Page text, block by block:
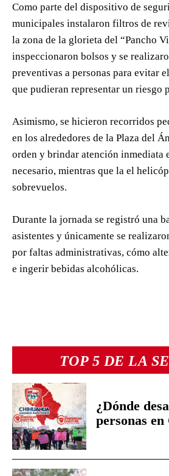
TOP 5 DE LA
¿Dónde
personas
Como parte del dispositivo de
municipales instalaron filtros de
la zona de la glorieta del “Pancho
inspeccionaron bolsos y se
preventivas a personas para evitar
que pudieran representar un riesgo
Asimismo, se hicieron recorridos
en los alrededores de la Plaza del
orden y brindar atención inmediata
necesario, mientras que la el
sobrevuelos.
Durante la jornada se registró una
asistentes y únicamente se
por faltas administrativas, cómo
e ingerir bebidas alcohólicas.